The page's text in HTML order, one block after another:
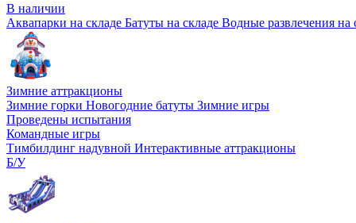
В наличии
Аквапарки на складе Батуты на складе Водные развлечения на
Зимние аттракционы
Зимние горки Новогодние батуты Зимние игры
Проведены испытания
Командные игры
Тимбилдинг надувной Интерактивные аттракционы
Б/У